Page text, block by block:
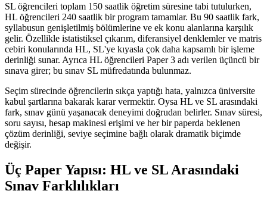
SL öğrencileri toplam 150 saatlik öğretim süresine tabi tutulurken,
HL öğrencileri 240 saatlik bir program tamamlar. Bu 90 saatlik fark,
syllabusun genişletilmiş bölümlerine ve ek konu alanlarına karşılık
gelir. Özellikle istatistiksel çıkarım, diferansiyel denklemler ve matris
cebiri konularında HL, SL'ye kıyasla çok daha kapsamlı bir işleme
derinliği sunar. Ayrıca HL öğrencileri Paper 3 adı verilen üçüncü bir
sınava girer; bu sınav SL müfredatında bulunmaz.
Seçim sürecinde öğrencilerin sıkça yaptığı hata, yalnızca üniversite
kabul şartlarına bakarak karar vermektir. Oysa HL ve SL arasındaki
fark, sınav günü yaşanacak deneyimi doğrudan belirler. Sınav süresi,
soru sayısı, hesap makinesi erişimi ve her bir paperda beklenen
çözüm derinliği, seviye seçimine bağlı olarak dramatik biçimde
değişir.
Üç Paper Yapısı: HL ve SL Arasındaki
Sınav Farklılıkları